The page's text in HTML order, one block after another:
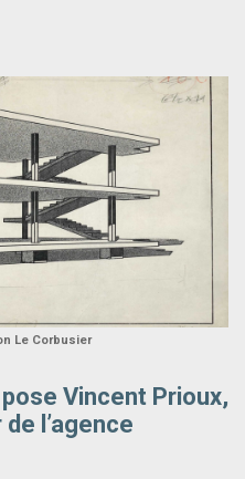
Le Corbusier
Vincent Prioux,
l’agence